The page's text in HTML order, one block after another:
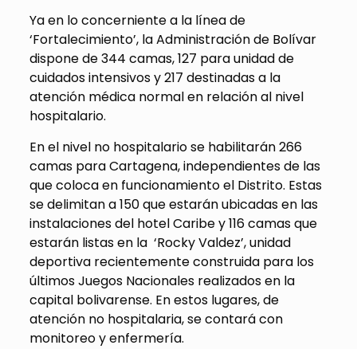
Ya en lo concerniente a la línea de
‘Fortalecimiento’, la Administración de Bolívar
dispone de 344 camas, 127 para unidad de
cuidados intensivos y 217 destinadas a la
atención médica normal en relación al nivel
hospitalario.
En el nivel no hospitalario se habilitarán 266
camas para Cartagena, independientes de las
que coloca en funcionamiento el Distrito. Estas
se delimitan a 150 que estarán ubicadas en las
instalaciones del hotel Caribe y 116 camas que
estarán listas en la ‘Rocky Valdez’, unidad
deportiva recientemente construida para los
últimos Juegos Nacionales realizados en la
capital bolivarense. En estos lugares, de
atención no hospitalaria, se contará con
monitoreo y enfermería.